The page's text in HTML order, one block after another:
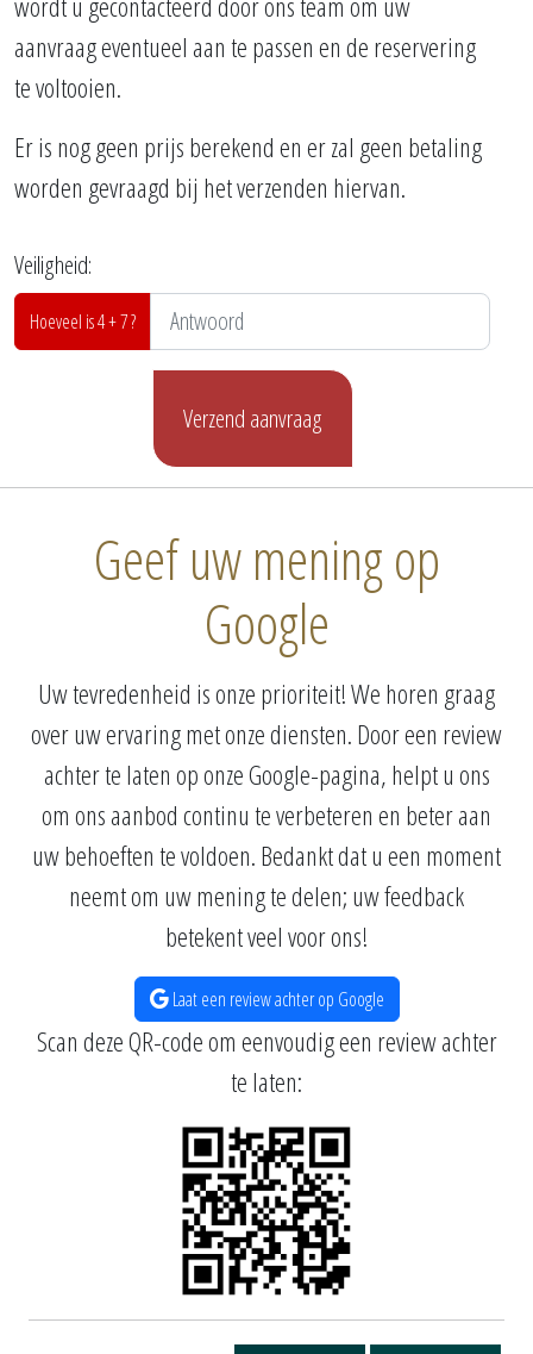
aanvraag eventueel aan te passen en de reservering
te voltooien.
Er is nog geen prijs berekend en er zal geen betaling
worden gevraagd bij het verzenden hiervan.
Veiligheid:
Hoeveel is 4 + 7 ?
Verzend aanvraag
Geef uw mening op
Google
Uw tevredenheid is onze prioriteit! We horen graag
over uw ervaring met onze diensten. Door een review
achter te laten op onze Google-pagina, helpt u ons
om ons aanbod continu te verbeteren en beter aan
uw behoeften te voldoen. Bedankt dat u een moment
neemt om uw mening te delen; uw feedback
betekent veel voor ons!
Laat een review achter op Google
Scan deze QR-code om eenvoudig een review achter
te laten: